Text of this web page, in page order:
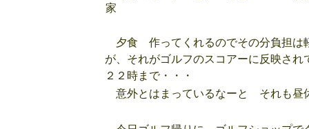
家
夕食 作ってくれるのでその分負担は
が、それがゴルフのスコアーに反映さ
２２時まで・・・
意外とはまっているなーと それも昼